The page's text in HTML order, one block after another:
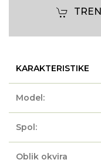
KARAKTERISTIKE
Model:
Spol:
Oblik okvira